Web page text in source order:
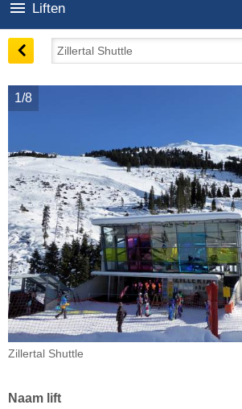
Liften
1/8
Zillertal Shuttle
Naam lift